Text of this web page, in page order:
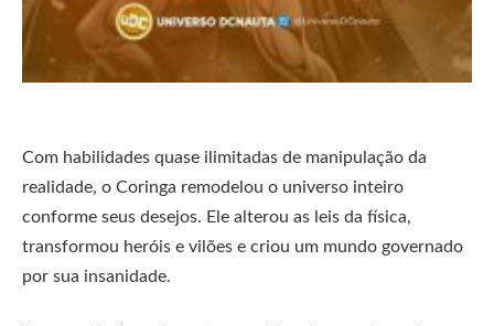
Com habilidades quase ilimitadas de manipulação da
realidade, o Coringa remodelou o universo inteiro
conforme seus desejos. Ele alterou as leis da física,
transformou heróis e vilões e criou um mundo governado
por sua insanidade.